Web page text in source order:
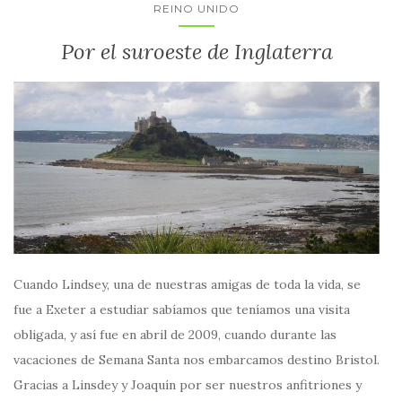
REINO UNIDO
Por el suroeste de Inglaterra
Cuando Lindsey, una de nuestras amigas de toda la vida, se
fue a Exeter a estudiar sabíamos que teníamos una visita
obligada, y así fue en abril de 2009, cuando durante las
vacaciones de Semana Santa nos embarcamos destino Bristol.
Gracias a Linsdey y Joaquín por ser nuestros anfitriones y